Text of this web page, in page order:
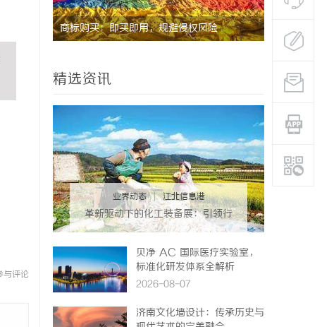
与评论
商标购买：即买即用，规避侵权风险 武汉配眼
精选资讯
业界动态 | 江北信息港
革新驱动下的化工装备展：引领行
业未来发展的风向标
贝净 AC 国际医疗实验室，
标准化研发体系全解析
2026-08-07
济南文化墙设计：传承历史与